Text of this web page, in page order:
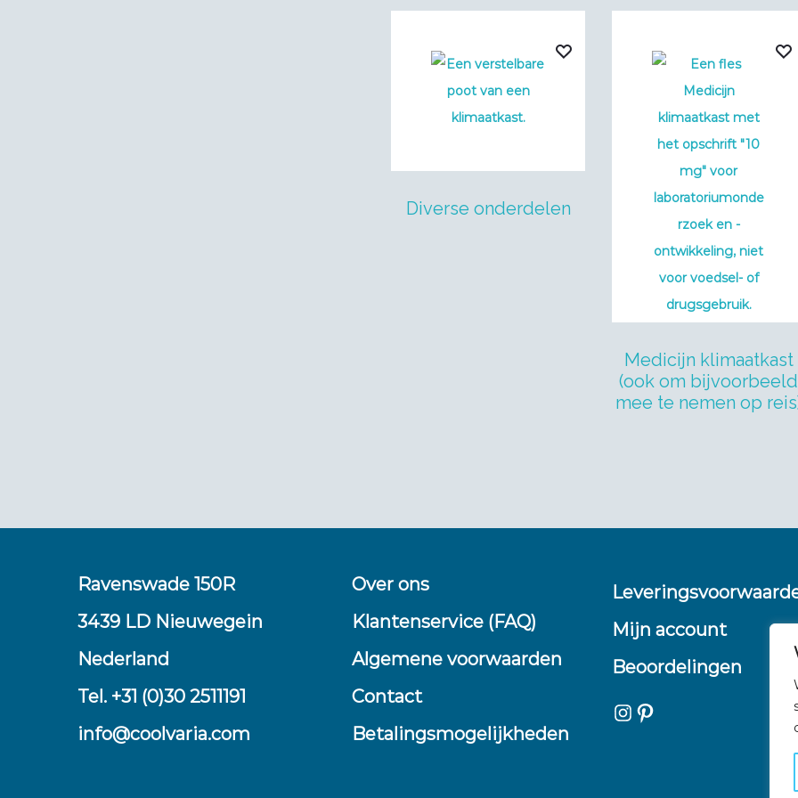
Diverse onderdelen
Medicijn klimaatkast
(ook om bijvoorbeeld
mee te nemen op
Ravenswade 150R
3439 LD Nieuwegein
Nederland
Tel. +31 (0)30 2511191
info@coolvaria.com
Over ons
Klantenservice (FAQ)
Algemene voorwaarden
Contact
Betalingsmogelijkheden
Mijn account
Beoordelingen
Instagram
Pinterest